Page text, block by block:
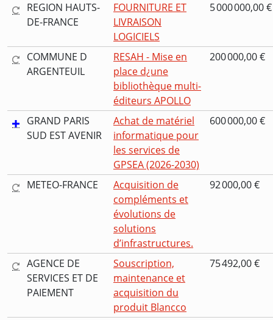
REGION HAUTS-
DE-FRANCE
FOURNITURE ET
LIVRAISON
LOGICIELS
5 000 000,00 €
COMMUNE D
ARGENTEUIL
RESAH - Mise en
place d¿une
bibliothèque multi-
éditeurs APOLLO
200 000,00 €
GRAND PARIS
SUD EST AVENIR
Achat de matériel
informatique pour
les services de
GPSEA (2026-2030)
600 000,00 €
METEO-FRANCE
Acquisition de
compléments et
évolutions de
solutions
d’infrastructures.
92 000,00 €
AGENCE DE
SERVICES ET DE
PAIEMENT
Souscription,
maintenance et
acquisition du
produit Blancco
75 492,00 €